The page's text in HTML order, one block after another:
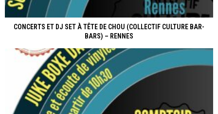
CONCERTS ET DJ SET À TÊTE DE CHOU (COLLECTIF CULTURE BAR-
BARS) – RENNES